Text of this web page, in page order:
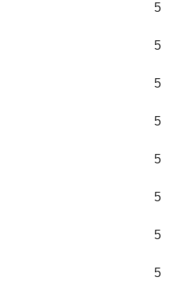
5
5
5
5
5
5
5
5